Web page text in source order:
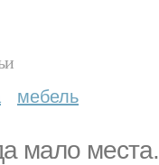
мебель
мало места.